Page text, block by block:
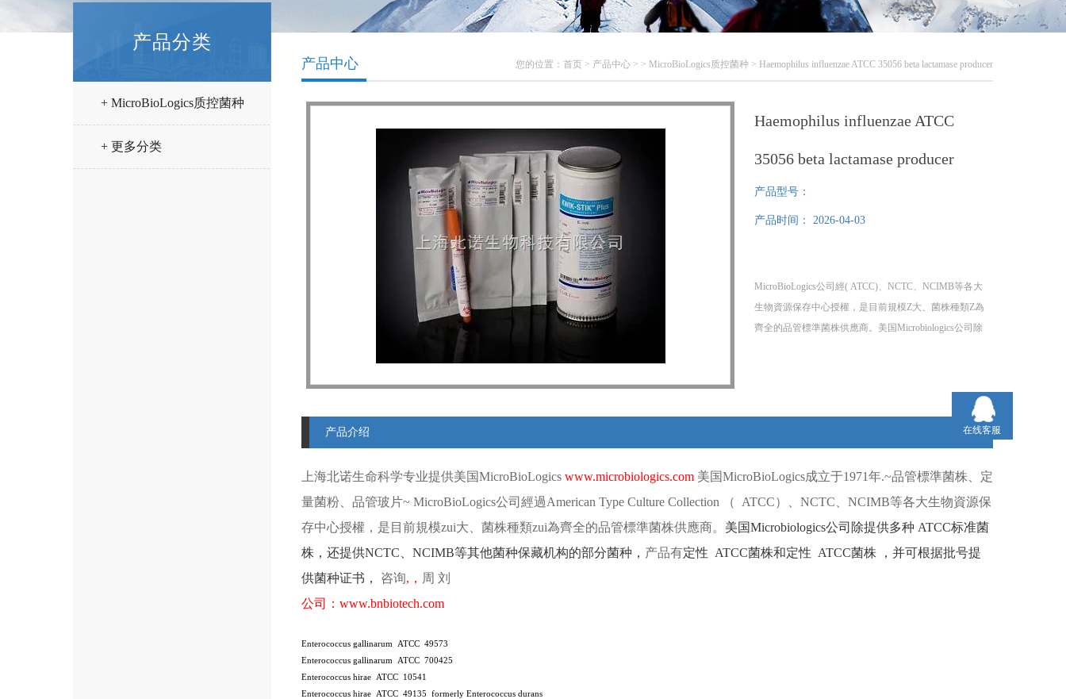
产品分类
+ MicroBioLogics质控菌种
+ 更多分类
您的位置： 首页 > 产品中心 > > MicroBioLogics质控菌种 > Haemophilus influenzae ATCC 35056 beta lactamase producer
产品中心
Haemophilus influenzae ATCC
35056 beta lactamase producer
产品型号：
产品时间： 2026-04-03
MicroBioLogics公司經( ATCC)、NCTC、NCIMB等各大
生物資源保存中心授權，是目前規模Z大、菌株種類Z為
齊全的品管標準菌株供應商。美国Microbiologics公司除
产品介绍
上海北诺生命科学专业提供美国MicroBioLogics www.microbiologics.com 美国MicroBioLogics成立于1971年.~品管標準菌株、定
量菌粉、品管玻片~ MicroBioLogics公司經過American Type Culture Collection （ ATCC） NCTC NCIMB等各大生物資源保
存中心授權，是目前規模zui大、菌株種類zui為齊全的品管標準菌株供應商。 美国Microbiologics公司除提供多种 ATCC标准菌
株 ，还提供NCTC NCIMB等其他菌种保藏机构的部分菌种， 产品有定性 ATCC菌株和定性 ATCC菌株
，并可根据批号提
供菌种证书，
咨询, ， 周 刘
公司： www.bnbiotech.com
Enterococcus gallinarum ATCC 49573
Enterococcus gallinarum ATCC 700425
Enterococcus hirae ATCC 10541
Enterococcus hirae ATCC 49135
formerly Enterococcus durans
在线客服